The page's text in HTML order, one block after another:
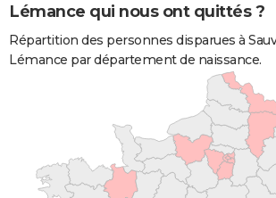
Lémance qui nous ont quittés ?
Répartition des personnes disparues à
Lémance par département de naissance.